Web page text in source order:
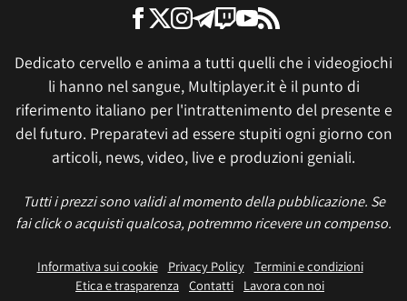
Dedicato cervello e anima a tutti quelli che i videogiochi
li hanno nel sangue, Multiplayer.it è il punto di
riferimento italiano per l'intrattenimento del presente e
del futuro. Preparatevi ad essere stupiti ogni giorno con
articoli, news, video, live e produzioni geniali.
Tutti i prezzi sono validi al momento della pubblicazione. Se
fai click o acquisti qualcosa, potremmo ricevere un compenso.
Informativa sui cookie Privacy Policy
Termini e condizioni
Etica e trasparenza Contatti Lavora con noi